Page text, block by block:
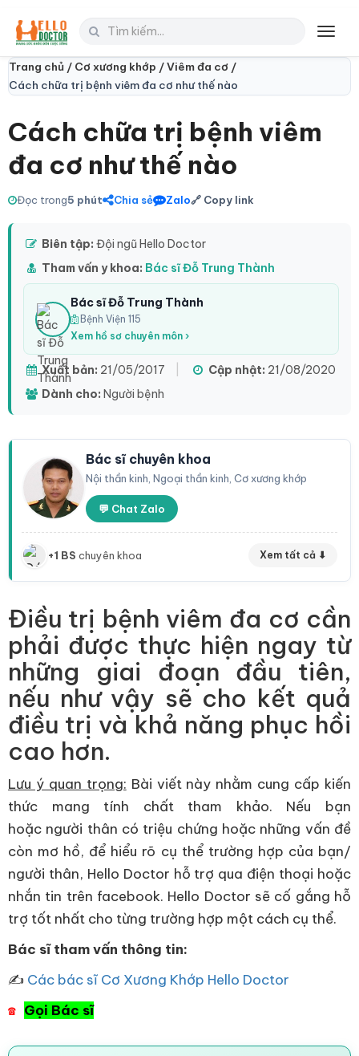
Trang chủ / Cơ xương khớp /Viêm đa cơ /
Cách chữa trị bệnh viêm đa cơ như thế nào
Cách chữa trị bệnh viêm
đa cơ như thế nào
Đọc trong5 phút Chia sẻ Zalo🔗 Copy link
Biên tập: Đội ngũ Hello Doctor
Tham vấn y khoa: Bác sĩ Đỗ Trung Thành
Bác sĩ Đỗ Trung Thành
Bệnh Viện 115
Xem hồ sơ chuyên môn ›
Xuất bản: 21/05/2017 Cập nhật: 21/08/2020
Dành cho: Người bệnh
Bác sĩ chuyên khoa
Nội thần kinh, Ngoại thần kinh, Cơ xương khớp
💬 Chat Zalo
+1 BS chuyên khoa Xem tất cả ⬇
Điều trị bệnh viêm đa cơ cần
phải được thực hiện ngay từ
những giai đoạn đầu tiên,
nếu như vậy sẽ cho kết quả
điều trị và khả năng phục hồi
cao hơn.
Lưu ý quan trọng: Bài viết này nhằm cung cấp kiến
thức mang tính chất tham khảo. Nếu bạn
hoặc người thân có triệu chứng hoặc những vấn đề
còn mơ hồ, để hiểu rõ cụ thể trường hợp của bạn/
người thân, Hello Doctor hỗ trợ qua điện thoại hoặc
nhắn tin trên facebook. Hello Doctor sẽ cố gắng hỗ
trợ tốt nhất cho từng trường hợp một cách cụ thể.
Bác sĩ tham vấn thông tin:
✍ Các bác sĩ Cơ Xương Khớp Hello Doctor
☎ Gọi Bác sĩ